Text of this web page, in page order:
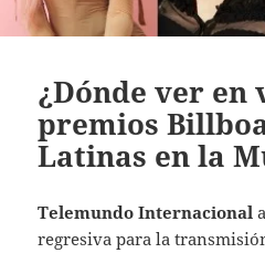
¿Dónde ver en
premios
Latinas en la
Telemundo Internacional
regresiva para la